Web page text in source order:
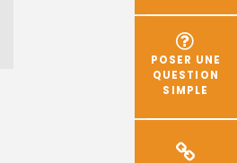
POSER UNE
QUESTION
SIMPLE